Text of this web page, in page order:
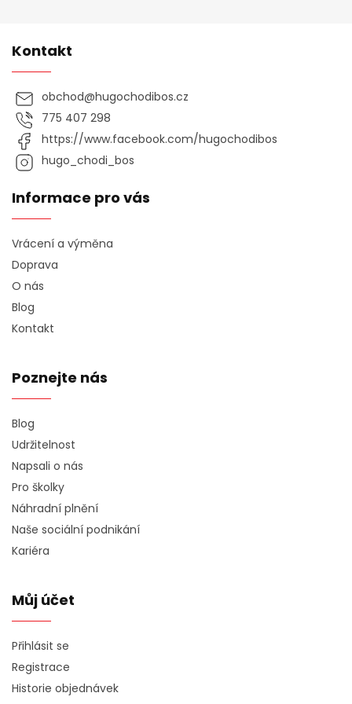
Kontakt
obchod@hugochodibos.cz
775 407 298
https://www.facebook.com/hugochodibos
hugo_chodi_bos
Informace pro vás
Vrácení a výměna
Doprava
O nás
Blog
Kontakt
Poznejte nás
Blog
Udržitelnost
Napsali o nás
Pro školky
Náhradní plnění
Naše sociální podnikání
Kariéra
Můj účet
Přihlásit se
Registrace
Historie objednávek